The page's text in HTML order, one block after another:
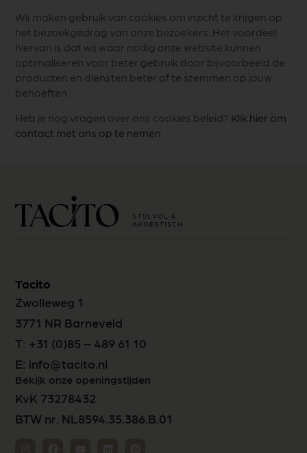
Wij maken gebruik van cookies om inzicht te krijgen op
het bezoekgedrag van onze bezoekers. Het voordeel
hiervan is dat wij waar nodig onze website kunnen
optimaliseren voor beter gebruik door bijvoorbeeld de
producten en diensten beter af te stemmen op jouw
behoeften.
Heb je nog vragen over ons cookies beleid? Klik hier om
contact met ons op te nemen
Tacito
Zwolleweg 1
3771 NR Barneveld
T: +31 (0)85 – 489 61 10
E: info@tacito.nl
Bekijk onze openingstijden
KvK 73278432
BTW nr. NL8594.35.386.B.01